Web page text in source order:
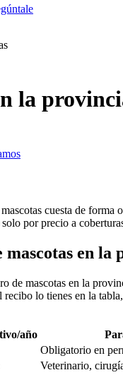
la
cuesta de
por precio a
mascotas en
de mascotas en la
lo tienes en la
año
Obligatorio en
Veterinario,